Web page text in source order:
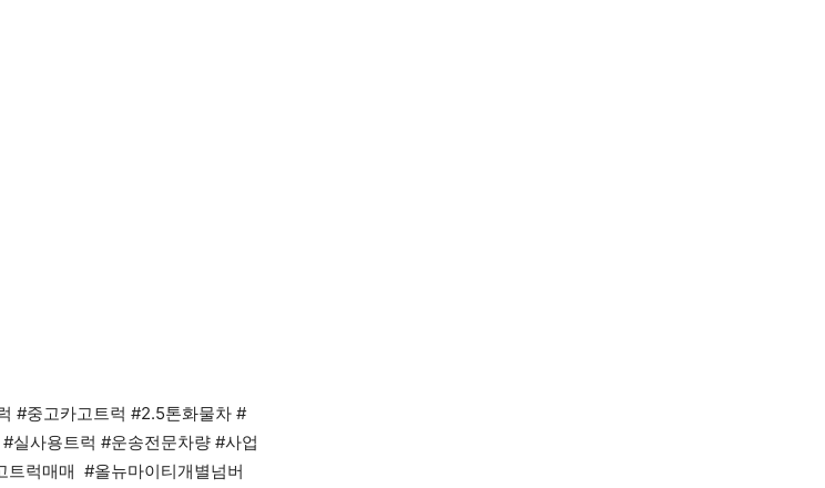
#중고카고트럭 #2.5톤화물차 #
실사용트럭 #운송전문차량 #사업
트럭매매 #올뉴마이티개별넘버